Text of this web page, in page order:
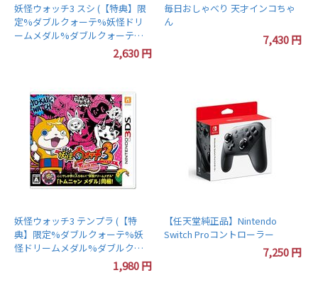
妖怪ウォッチ3 スシ (【特典】限
定%ダブルクォーテ%妖怪ドリ
ームメダル%ダブルクォーテ%
「KKブラザーズ メダル」同梱) -
2,630円
毎日おしゃべり 天才インコちゃ
ん
7,430 円
妖怪ウォッチ3 テンプラ (【特
典】限定%ダブルクォーテ%妖
怪ドリームメダル%ダブルクォ
ーテ%「トムニャン メダル」同
1,980円
【任天堂純正品】Nintendo
Switch Proコントローラー
7,250 円